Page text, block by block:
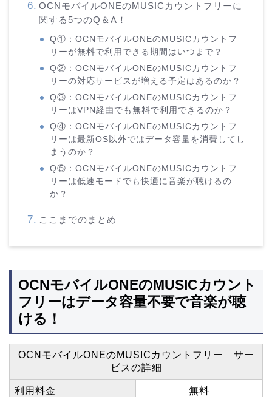
OCNモバイルONEのMUSICカウントフリーに
関する5つのQ＆A！
Q①：OCNモバイルONEのMUSICカウントフ
リーが無料で利用できる期間はいつまで？
Q②：OCNモバイルONEのMUSICカウントフ
リーの対応サービスが増える予定はあるのか？
Q③：OCNモバイルONEのMUSICカウントフ
リーはVPN経由でも無料で利用できるのか？
Q④：OCNモバイルONEのMUSICカウントフ
リーは最新OS以外ではデータ容量を消費してし
まうのか？
Q⑤：OCNモバイルONEのMUSICカウントフ
リーは低速モードでも快適に音楽が聴けるの
か？
ここまでのまとめ
OCNモバイルONEのMUSICカウント
フリーはデータ容量不要で音楽が聴
ける！
OCNモバイルONEのMUSICカウントフリー サー
ビスの詳細
利用料金 無料